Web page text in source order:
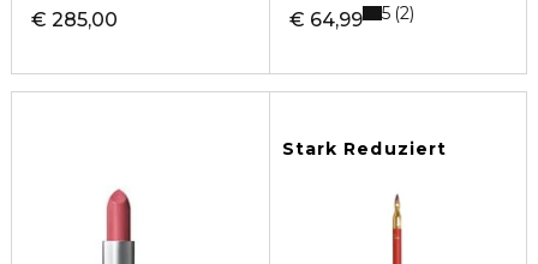
€ 285,00 € 64,99 5 2
Stark Reduziert